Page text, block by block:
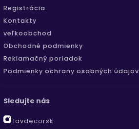
Registrácia
Kontakty
veľkoobchod
Obchodné podmienky
Reklamačný poriadok
Podmienky ochrany osobných údajov
Sledujte nás
lavdecorsk